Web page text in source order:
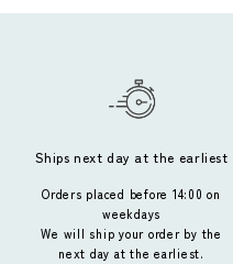
Ships next day at the earliest
Orders placed before 14:00 on
weekdays
We will ship your order by the
next day at the earliest.